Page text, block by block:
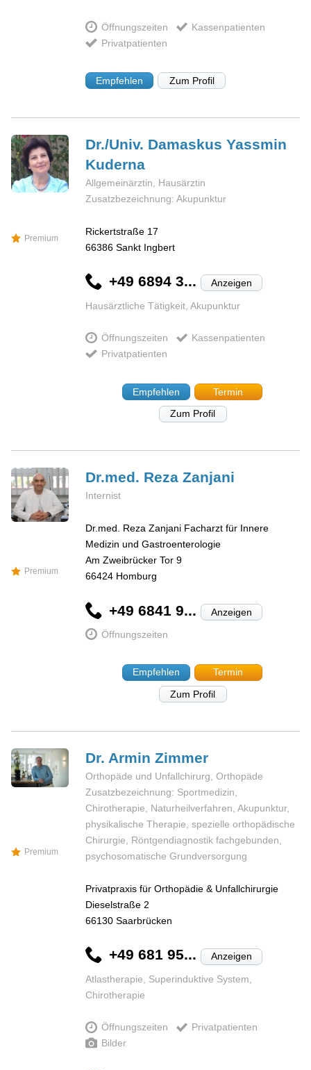
Öffnungszeiten
Kassenpatienten
Privatpatienten
Empfehlen Zum Profil
Premium
Dr./Univ. Damaskus Yassmin
Kuderna
Allgemeinärztin, Hausärztin
Zusatzbezeichnung: Akupunktur
Rickertstraße 17
66386 Sankt Ingbert
+49 6894 3... Anzeigen
Hausärztliche Tätigkeit, Akupunktur
Öffnungszeiten
Kassenpatienten
Privatpatienten
Empfehlen
Termin
Zum Profil
Premium
Dr.med. RezaZanjani
Internist
Dr.med. Reza Zanjani Facharzt für Innere
Medizin und Gastroenterologie
Am Zweibrücker Tor 9
66424 Homburg
+49 6841 9... Anzeigen
Öffnungszeiten
Empfehlen
Termin
Zum Profil
Premium
Dr. ArminZimmer
Orthopäde und Unfallchirurg, Orthopäde
Zusatzbezeichnung: Sportmedizin,
Chirotherapie, Naturheilverfahren, Akupunktur,
physikalische Therapie, spezielle orthopädische
Chirurgie, Röntgendiagnostik fachgebunden,
psychosomatische Grundversorgung
Privatpraxis für Orthopädie & Unfallchirurgie
Dieselstraße 2
66130 Saarbrücken
+49 681 95... Anzeigen
Atlastherapie, Superinduktive System,
Chirotherapie
Öffnungszeiten
Privatpatienten
Bilder